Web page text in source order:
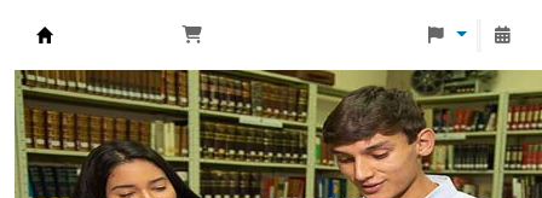
Biblioteca Universidad Monteávila